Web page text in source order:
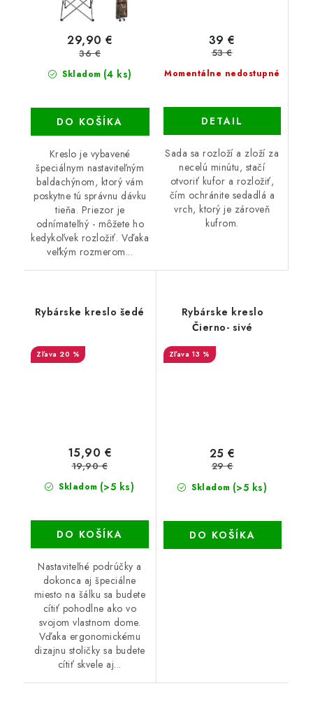
Skladom (4 ks)
29,90 €
36 €
DO KOŠÍKA
Kreslo je vybavené
špeciálnym nastaviteľným
baldachýnom, ktorý vám
poskytne tú správnu dávku
tieňa. Priezor je
odnímateľný - môžete ho
kedykoľvek rozložiť. Vďaka
veľkým rozmerom...
Momentálne nedostupné
39 €
53 €
DETAIL
Sada sa rozloží a zloží za
necelú minútu, stačí
otvoriť kufor a rozložiť,
čím ochránite sedadlá a
vrch, ktorý je zároveň
kufrom.
Rybárske kreslo šedé
20 %
Skladom (>5 ks)
15,90 €
19,90 €
DO KOŠÍKA
Nastaviteľné podrúčky a
dokonca aj špeciálne
miesto na šálku sa budete
cítiť pohodlne ako vo
svojom vlastnom dome.
Vďaka ergonomickému
dizajnu stoličky sa budete
cítiť skvele aj...
Rybárske kreslo
Čierno- sivé
13 %
Skladom (>5 ks)
25 €
29 €
DO KOŠÍKA